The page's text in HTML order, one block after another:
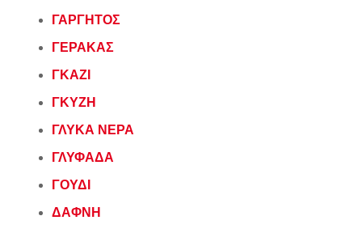
ΓΑΡΓΗΤΟΣ
ΓΕΡΑΚΑΣ
ΓΚΑΖΙ
ΓΚΥΖΗ
ΓΛΥΚΑ ΝΕΡΑ
ΓΛΥΦΑΔΑ
ΓΟΥΔΙ
ΔΑΦΝΗ